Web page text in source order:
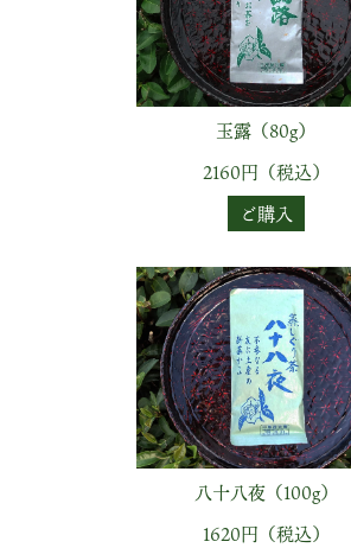
玉露（80g）
2160円（税込）
ご購入
八十八夜（100g）
1620円（税込）